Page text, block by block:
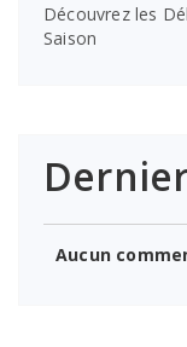
Découvrez les
Saison
Aucun